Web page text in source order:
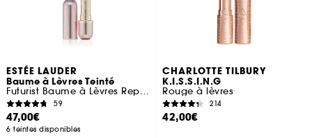
ESTÉE LAUDER
Baume à Lèvres Teinté
Futurist Baume à Lèvres Repulpant
59
47,00€
6 teintes disponibles
CHARLOTTE TILBURY
K.I.S.S.I.N.G
Rouge à lèvres
214
42,00€